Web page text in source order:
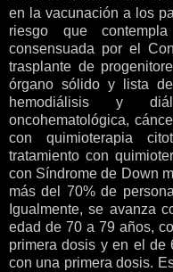
en la vacunación a los
riesgo que
consensuada por el
trasplante de
órgano sólido y lista
hemodiálisis y
oncohematológica,
con quimioterapia
tratamiento con
con Síndrome de Down
más del 70% de
Igualmente, se avanza
edad de 70 a 79 años,
primera dosis y en el de
con una primera dosis.